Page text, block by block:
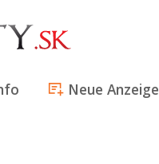
Neue Anzeige